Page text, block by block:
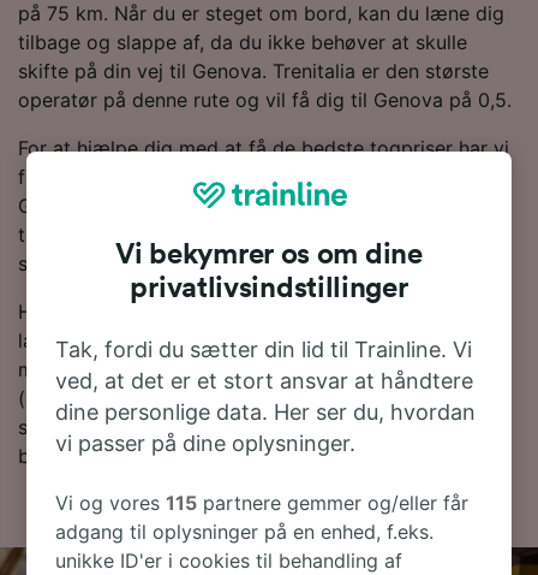
på 75 km. Når du er steget om bord, kan du læne dig
tilbage og slappe af, da du ikke behøver at skulle
skifte på din vej til Genova. Trenitalia er den største
operatør på denne rute og vil få dig til Genova på 0,5.
For at hjælpe dig med at få de bedste togpriser har vi
fremhævet de billigste togbilletter fra Alassio tli
Genova i vores Rejseplanlægger. Bare husk på, at jo
tidligere du bestiller dine billetter, desto mere vil du
spare!
Har du lyst til at bestille dine togbilletter nu? Så bare
lav en søgning med os i dag. Hvis du vil finde ud af
mere om rejsen, så læs videre om togplaner
(deriblandt om de første og sidste togtider), ofte
stillede spørgsmål og tips til, hvordan du bestiller
billige togbilletter.
Vi bekymrer os om dine
privatlivsindstillinger
Tak, fordi du sætter din lid til Trainline. Vi
ved, at det er et stort ansvar at håndtere
dine personlige data. Her ser du, hvordan
vi passer på dine oplysninger.
Vi og vores115 partnere gemmer og/eller får
adgang til oplysninger på en enhed, f.eks.
unikke ID'er i cookies til behandling af